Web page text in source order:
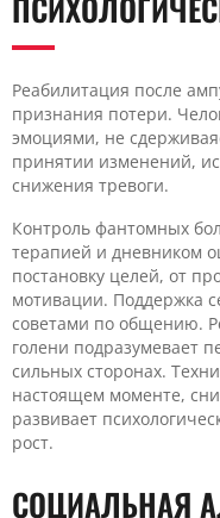
Реабилитация после
признания потери.
эмоциями, не
принятии изменений,
снижения тревоги.
Контроль фантомных
терапией и дневником
постановку целей, от
мотивации. Поддержка
советами по общению.
голени подразумевает
сильных сторонах.
настоящем моменте,
развивает
рост.
СОЦИАЛЬНАЯ